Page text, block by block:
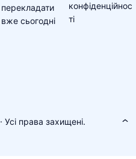
перекладати
вже сьогодні
конфіденційнос
ті
· Усі права захищені.